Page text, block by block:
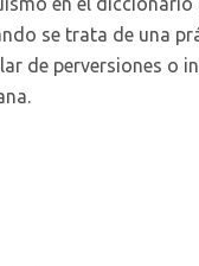
se trata de una
de perversiones o